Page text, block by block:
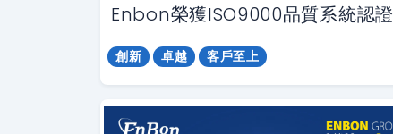
Enbon榮獲ISO9000品質系統認證
創新 卓越 客戶至上